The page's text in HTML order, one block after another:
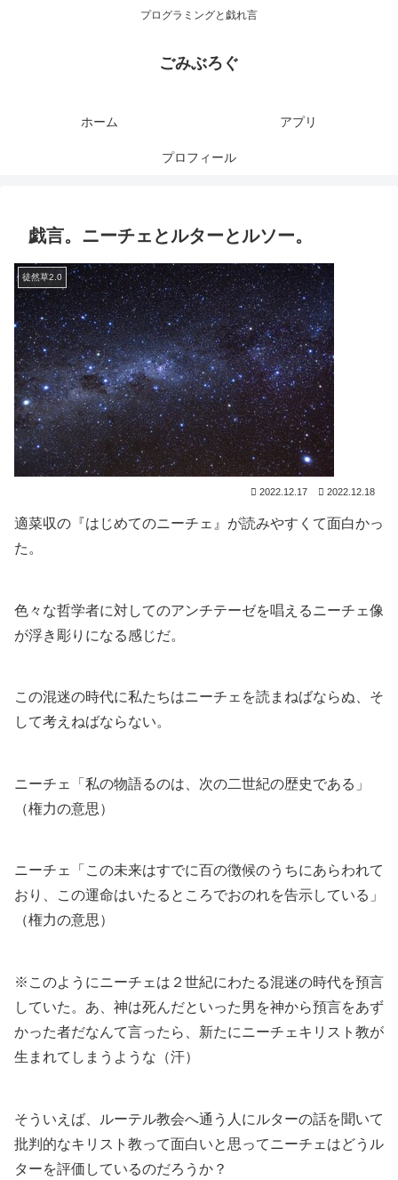
プログラミングと戯れ言
ごみぶろぐ
ホーム アプリ
プロフィール
戯言。ニーチェとルターとルソー。
徒然草2.0
2022.12.17 2022.12.18
適菜収の『はじめてのニーチェ』が読みやすくて面白かっ
た。
色々な哲学者に対してのアンチテーゼを唱えるニーチェ像
が浮き彫りになる感じだ。
この混迷の時代に私たちはニーチェを読まねばならぬ、そ
して考えねばならない。
ニーチェ「私の物語るのは、次の二世紀の歴史である」
（権力の意思）
ニーチェ「この未来はすでに百の徴候のうちにあらわれて
おり、この運命はいたるところでおのれを告示している」
（権力の意思）
※このようにニーチェは２世紀にわたる混迷の時代を預言
していた。あ、神は死んだといった男を神から預言をあず
かった者だなんて言ったら、新たにニーチェキリスト教が
生まれてしまうような（汗）
そういえば、ルーテル教会へ通う人にルターの話を聞いて
批判的なキリスト教って面白いと思ってニーチェはどうル
ターを評価しているのだろうか？